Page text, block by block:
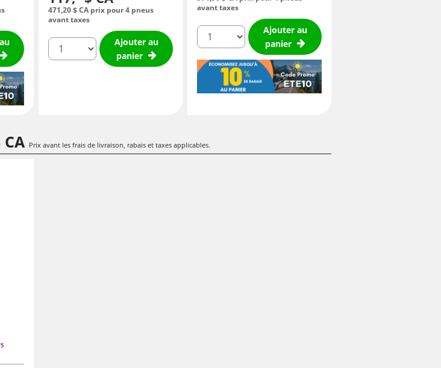
471,20$ CA prix pour 4 pneus
avant taxes
quantité
Ajouter au
panier
avant taxes
quantité
Ajouter au
panier
CA Prix avant les frais de livraison, rabais et taxes applicables.